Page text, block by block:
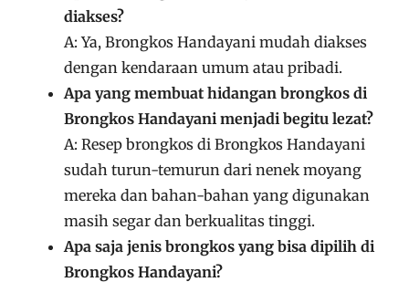
diakses?
A: Ya, Brongkos Handayani mudah diakses
dengan kendaraan umum atau pribadi.
Apa yang membuat hidangan brongkos di
Brongkos Handayani menjadi begitu lezat?
A: Resep brongkos di Brongkos Handayani
sudah turun-temurun dari nenek moyang
mereka dan bahan-bahan yang digunakan
masih segar dan berkualitas tinggi.
Apa saja jenis brongkos yang bisa dipilih di
Brongkos Handayani?